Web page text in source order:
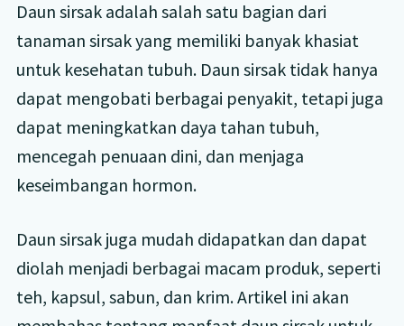
Daun sirsak adalah salah satu bagian dari
tanaman sirsak yang memiliki banyak khasiat
untuk kesehatan tubuh. Daun sirsak tidak hanya
dapat mengobati berbagai penyakit, tetapi juga
dapat meningkatkan daya tahan tubuh,
mencegah penuaan dini, dan menjaga
keseimbangan hormon.
Daun sirsak juga mudah didapatkan dan dapat
diolah menjadi berbagai macam produk, seperti
teh, kapsul, sabun, dan krim. Artikel ini akan